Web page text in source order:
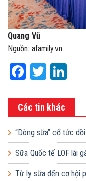
Quang Vũ
Nguồn: afamily.vn
Facebook
Twitter
Các tin khác
“Dòng sữa” cổ tức
Sữa Quốc tế LOF lãi
Từ ly sữa đến cơ hội